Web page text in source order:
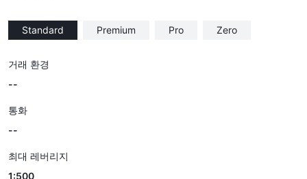
Standard Premium Pro Zero
거래 환경
--
통화
--
최대 레버리지
1:500